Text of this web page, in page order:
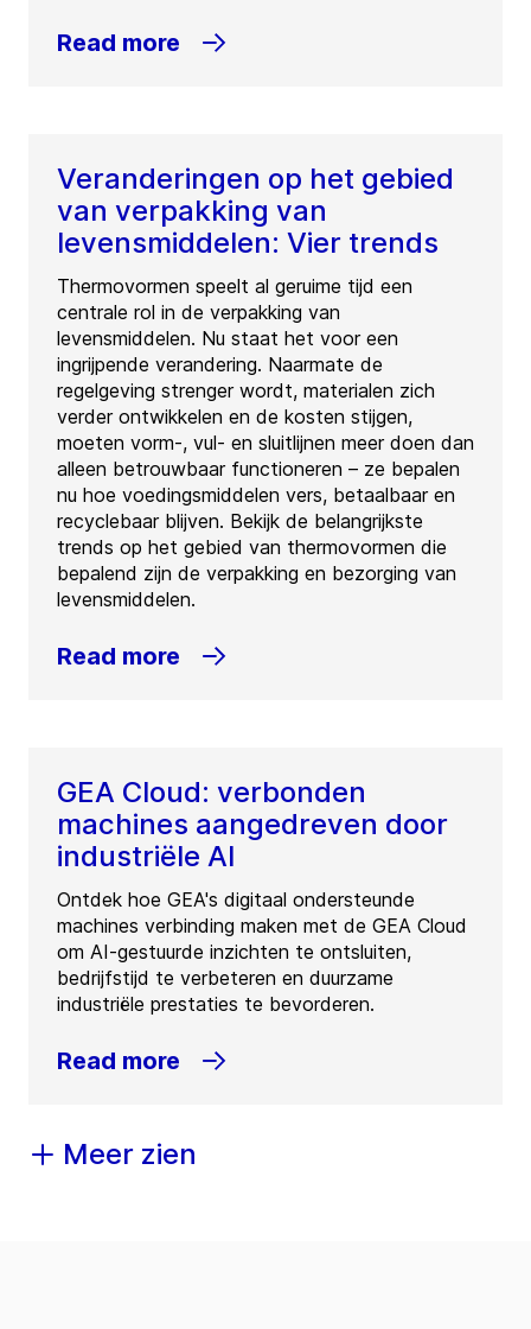
Read more
Veranderingen op het gebied
van verpakking van
levensmiddelen: Vier trends
Thermovormen speelt al geruime tijd een
centrale rol in de verpakking van
levensmiddelen. Nu staat het voor een
ingrijpende verandering. Naarmate de
regelgeving strenger wordt, materialen zich
verder ontwikkelen en de kosten stijgen,
moeten vorm-, vul- en sluitlijnen meer doen dan
alleen betrouwbaar functioneren – ze bepalen
nu hoe voedingsmiddelen vers, betaalbaar en
recyclebaar blijven. Bekijk de belangrijkste
trends op het gebied van thermovormen die
bepalend zijn de verpakking en bezorging van
levensmiddelen.
Read more
GEA Cloud: verbonden
machines aangedreven door
industriële AI
Ontdek hoe GEA's digitaal ondersteunde
machines verbinding maken met de GEA Cloud
om AI-gestuurde inzichten te ontsluiten,
bedrijfstijd te verbeteren en duurzame
industriële prestaties te bevorderen.
Read more
Meer zien